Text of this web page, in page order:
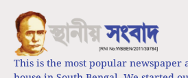
This is the most popular